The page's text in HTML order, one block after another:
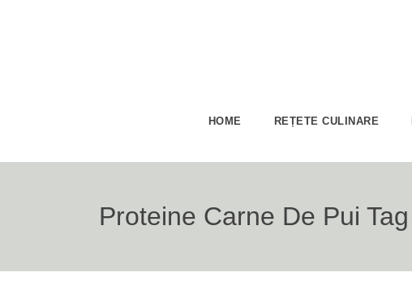
HOME REȚETE CULINARE
Proteine Carne De Pui Tag